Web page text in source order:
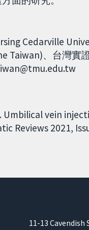
Cedarville
Taiwan)、台灣實
Umbilical vein
Reviews 2021,
11-13 Cavendish